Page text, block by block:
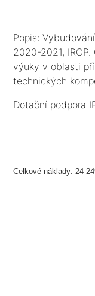
Popis:
2020-2021,
výuky v oblasti
technických
zázemí, vybavení
Dotační podpora
Celkové náklady: 24